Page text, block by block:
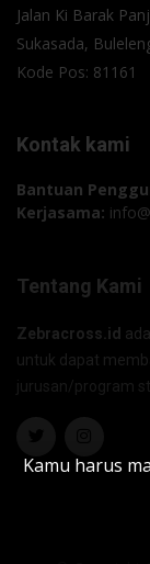
Kamu harus
Jalan Ki Barak
Sukasada,
Kode Pos: 81161
Kontak kami
Bantuan
Kerjasama:
Tentang Kami
Zebracross.id
untuk dapat
jurusan/program